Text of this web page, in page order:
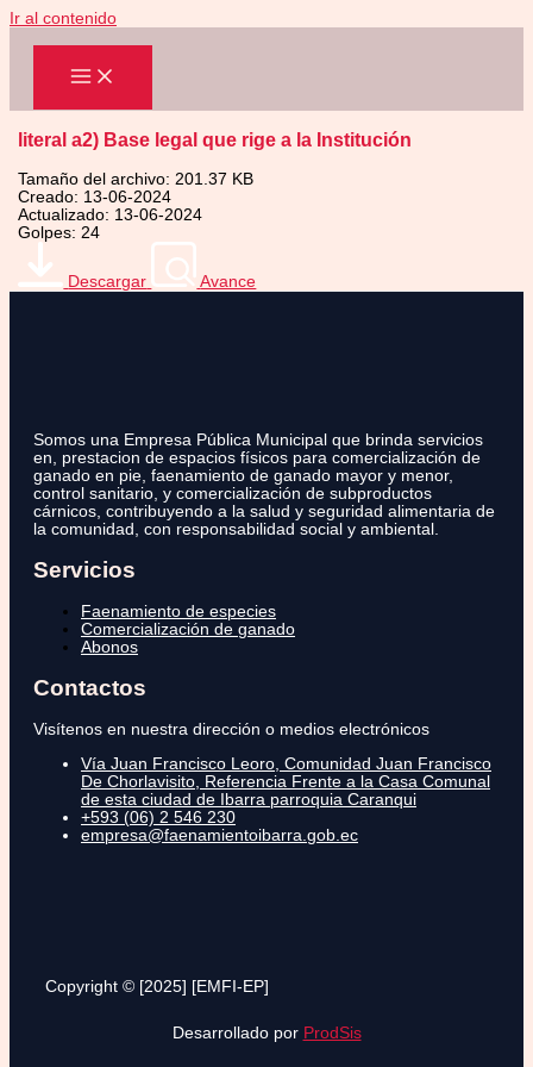
Ir al contenido
literal a2) Base legal que rige a la Institución
Tamaño del archivo: 201.37 KB
Creado: 13-06-2024
Actualizado: 13-06-2024
Golpes: 24
Descargar Avance
Somos una Empresa Pública Municipal que brinda servicios
en, prestacion de espacios físicos para comercialización de
ganado en pie, faenamiento de ganado mayor y menor,
control sanitario, y comercialización de subproductos
cárnicos, contribuyendo a la salud y seguridad alimentaria de
la comunidad, con responsabilidad social y ambiental.
Servicios
Faenamiento de especies
Comercialización de ganado
Abonos
Contactos
Visítenos en nuestra dirección o medios electrónicos
Vía Juan Francisco Leoro, Comunidad Juan Francisco
De Chorlavisito, Referencia Frente a la Casa Comunal
de esta ciudad de Ibarra parroquia Caranqui
+593 (06) 2 546 230
empresa@faenamientoibarra.gob.ec
Copyright © [2025] [EMFI-EP]
Desarrollado por ProdSis